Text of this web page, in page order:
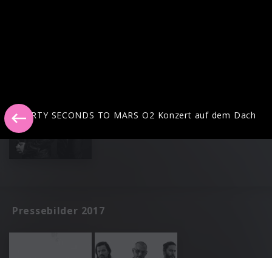
Pressebilder 2017
THIRTY SECONDS TO MARS O2 Konzert auf dem Dach